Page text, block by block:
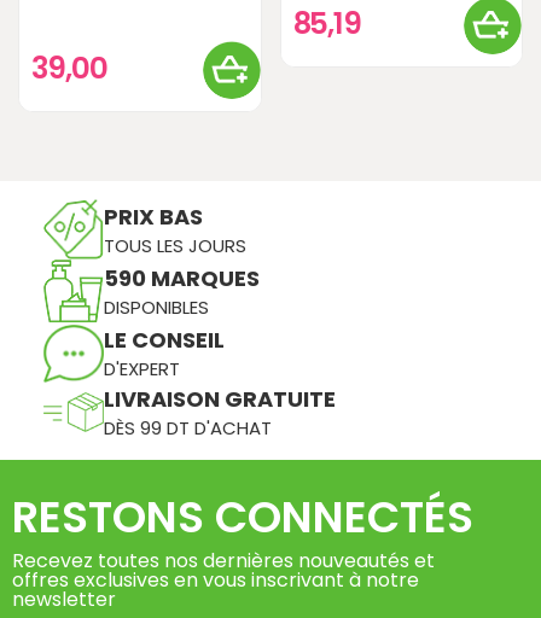
39,00
85,19
PRIX BAS
TOUS LES JOURS
590 MARQUES
DISPONIBLES
LE CONSEIL
D'EXPERT
LIVRAISON GRATUITE
DÈS 99 DT D'ACHAT
RESTONS CONNECTÉS
Recevez toutes nos dernières nouveautés et
offres exclusives en vous inscrivant à notre
newsletter